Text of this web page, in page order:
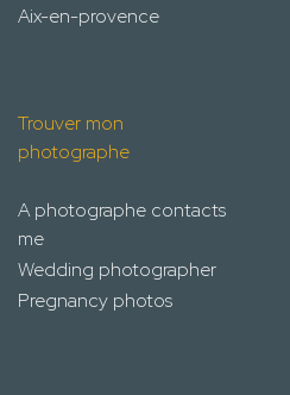
Aix-en-provence
Trouver mon
photographe
A photographe contacts
me
Wedding photographer
Pregnancy photos